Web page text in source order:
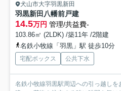
犬山市大字羽黒新田
羽黒新田八幡前戸建
14.5万円 管理/共益費-
103.86㎡ (2LDK) /築11年 /2階建
名鉄小牧線「羽黒」駅 徒歩10分
宅配ボックス 公共下水
名鉄小牧線羽黒駅周辺への引っ越し